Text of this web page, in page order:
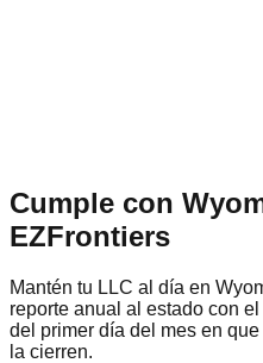
Cumple con
EZFrontiers
Mantén tu LLC al día en
reporte anual al estado con
del primer día del mes en
la cierren.